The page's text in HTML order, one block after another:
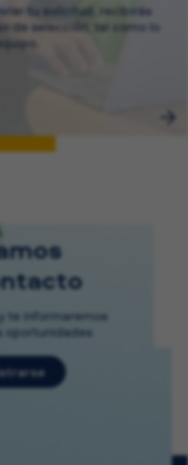
tu solicitud, recibirás
de selección, tal como lo
te informaremos
oportunidades